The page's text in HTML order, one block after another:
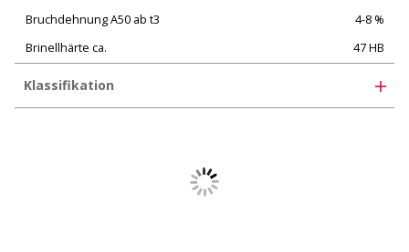
Bruchdehnung A50 ab t3
4-8 %
Brinellhärte ca.
47 HB
Klassifikation
35-02-05-01